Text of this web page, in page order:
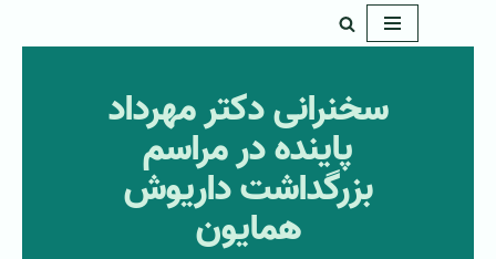
سخنرانی دکتر مهرداد
پاینده در مراسم
بزرگداشت داریوش
همایون